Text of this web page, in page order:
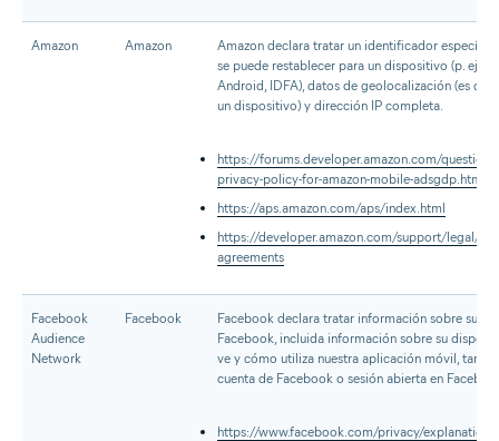
Amazon Amazon
Amazon declara tratar un identificador
se puede restablecer para un dispositivo (p. ej.,
Android, IDFA), datos de geolocalización (es
un dispositivo) y dirección IP completa.
https://forums.developer.amazon.com/
privacy-policy-for-amazon-mobile-adsgdp.html
https://aps.amazon.com/aps/index.html
https://developer.amazon.com/support/legal/
agreements
Facebook
Audience
Network
Facebook
Facebook declara tratar información sobre sus
Facebook, incluida información sobre su
ve y cómo utiliza nuestra aplicación móvil, tanto
cuenta de Facebook o sesión abierta en
https://www.facebook.com/privacy/explanation